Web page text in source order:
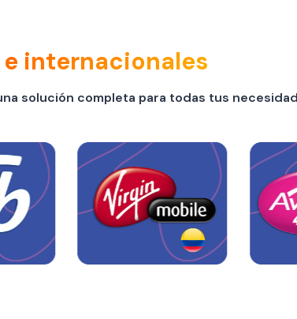
internacionales
solución completa para todas tus